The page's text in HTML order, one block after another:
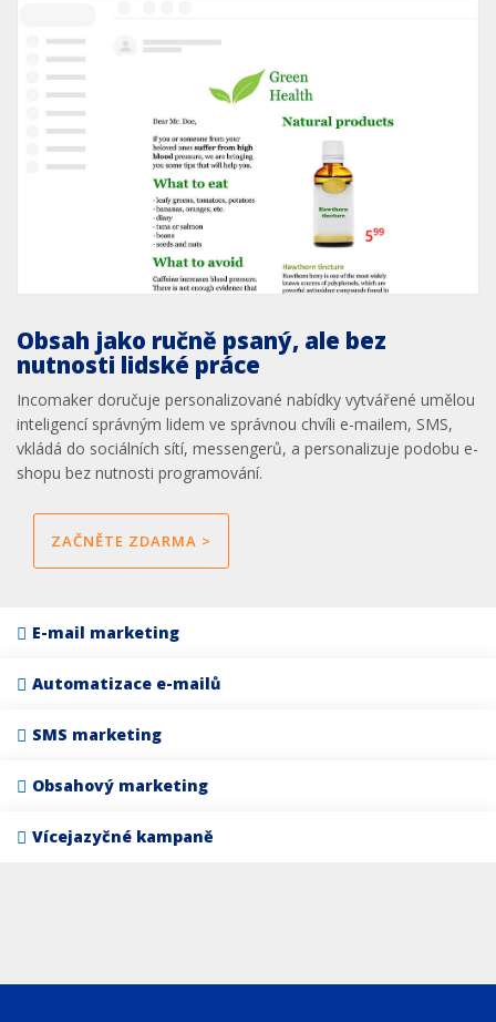
Obsah jako ručně psaný, ale bez
nutnosti lidské práce
Incomaker doručuje personalizované nabídky vytvářené umělou
inteligencí správným lidem ve správnou chvíli e-mailem, SMS,
vkládá do sociálních sítí, messengerů, a personalizuje podobu e-
shopu bez nutnosti programování.
ZAČNĚTE ZDARMA >
E-mail marketing
Automatizace e-mailů
SMS marketing
Obsahový marketing
Vícejazyčné kampaně